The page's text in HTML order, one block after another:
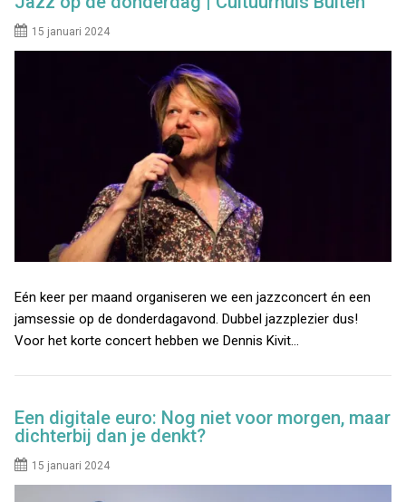
15 januari 2024
Eén keer per maand organiseren we een jazzconcert én een
jamsessie op de donderdagavond. Dubbel jazzplezier dus!
Voor het korte concert hebben we Dennis Kivit…
Een digitale euro: Nog niet voor morgen, maar
dichterbij dan je denkt?
15 januari 2024